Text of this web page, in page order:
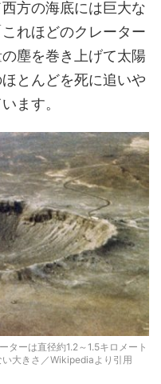
方の海底には巨大な
れほどのクレーター
塵を巻き上げて太陽
とんどを死に追いや
ます。
ターは直径約1.2～1.5キロメート
大きさ／Wikipediaより引用